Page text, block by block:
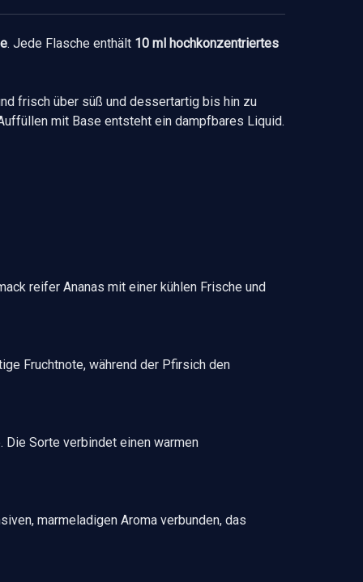
. Jede Flasche enthält 10 ml hochkonzentriertes
frisch über süß und dessertartig bis hin zu
mit Base entsteht ein dampfbares Liquid.
reifer Ananas mit einer kühlen Frische und
Fruchtnote, während der Pfirsich den
Sorte verbindet einen warmen
marmeladigen Aroma verbunden, das